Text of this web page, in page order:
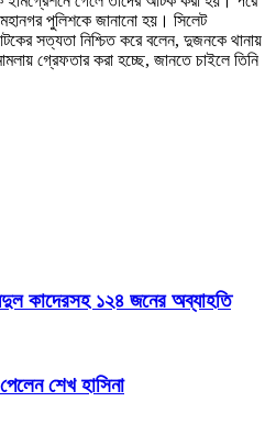
মহানগর পুলিশকে জানানো হয়। সিলেট
সত্যতা নিশ্চিত করে বলেন, দুজনকে থানায়
গ্রেফতার করা হচ্ছে, জানতে চাইলে তিনি
কাদেরসহ ১২৪ জনের অব্যাহতি
শেখ হাসিনা